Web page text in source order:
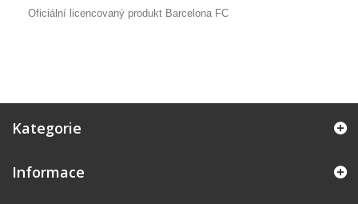
Oficiální licencovaný produkt Barcelona FC
Kategorie
Informace